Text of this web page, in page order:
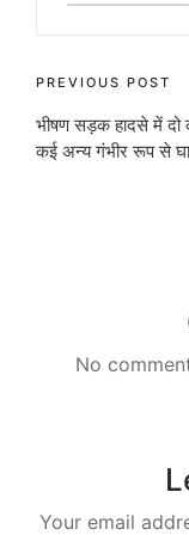
Post
PREVIOUS POST
भीषण सड़क हादसे में दो
कई अन्य गंभीर रूप से
No
Your email